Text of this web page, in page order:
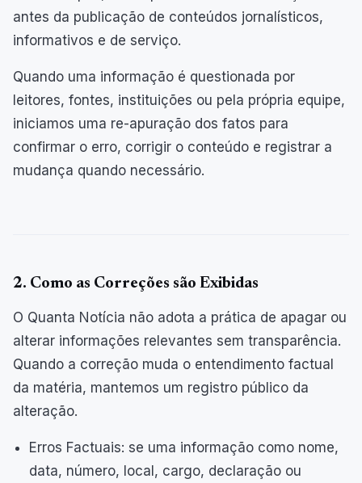
antes da publicação de conteúdos jornalísticos,
informativos e de serviço.
Quando uma informação é questionada por
leitores, fontes, instituições ou pela própria equipe,
iniciamos uma re-apuração dos fatos para
confirmar o erro, corrigir o conteúdo e registrar a
mudança quando necessário.
2. Como as Correções são Exibidas
O Quanta Notícia não adota a prática de apagar ou
alterar informações relevantes sem transparência.
Quando a correção muda o entendimento factual
da matéria, mantemos um registro público da
alteração.
Erros Factuais: se uma informação como nome,
data, número, local, cargo, declaração ou